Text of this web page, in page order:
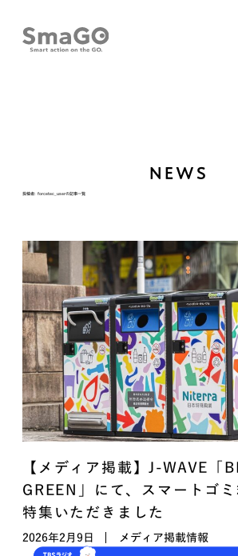
NEWS
投稿者: forcetec_userの記事一覧
【メディア掲載】J-WAVE「
GREEN」にて、スマートゴ
特集いただきました
2026年2月9日 メディア掲載情報